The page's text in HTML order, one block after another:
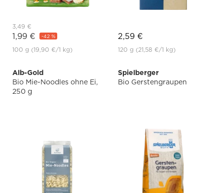
3,49 €
1,99 € -42 %
100 g (19,90 €/1 kg)
2,59 €
120 g (21,58 €/1 kg)
Alb-Gold
Bio Mie-Noodles ohne Ei,
250 g
Spielberger
Bio Gerstengraupen